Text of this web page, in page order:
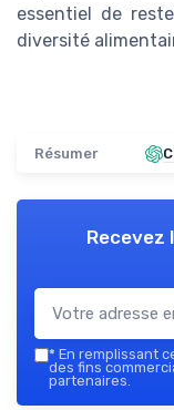
essentiel de
diversité
Résumer
Recevez
* En remplissant
des fins
partenaires.